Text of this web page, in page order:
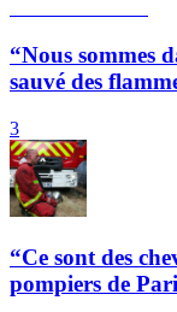
“Nous sommes
sauvé des
3
“Ce sont des
pompiers de